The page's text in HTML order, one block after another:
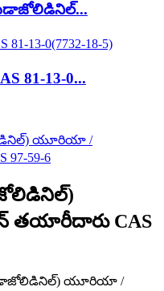
81-13-0...
CAS
యూరియా /